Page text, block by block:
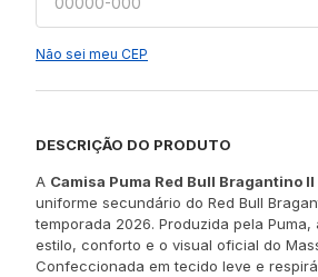
Não sei meu CEP
DESCRIÇÃO DO PRODUTO
A Camisa Puma Red Bull Bragantino
uniforme secundário do Red Bull
temporada 2026. Produzida pela
estilo, conforto e o visual oficial do
Confeccionada em tecido leve e